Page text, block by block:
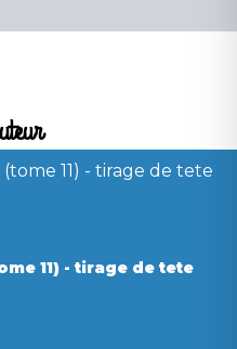
11) - tirage de tete